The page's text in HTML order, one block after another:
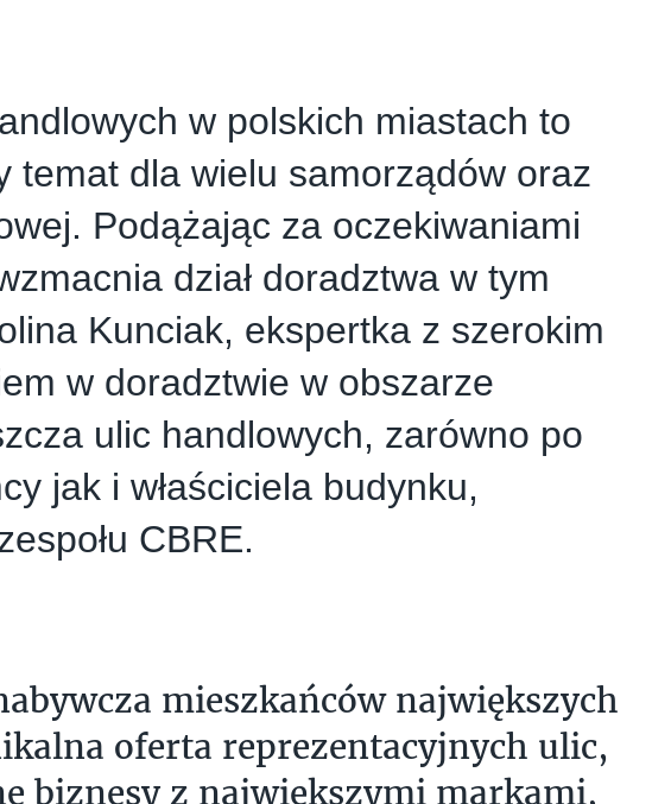
w polskich miastach to
temat dla wielu samorządów oraz
Podążając za oczekiwaniami
dział doradztwa w tym
Kunciak, ekspertka z szerokim
w doradztwie w obszarze
ulic handlowych, zarówno po
jak i właściciela budynku,
CBRE.
mieszkańców największych
oferta reprezentacyjnych ulic,
biznesy z największymi markami,